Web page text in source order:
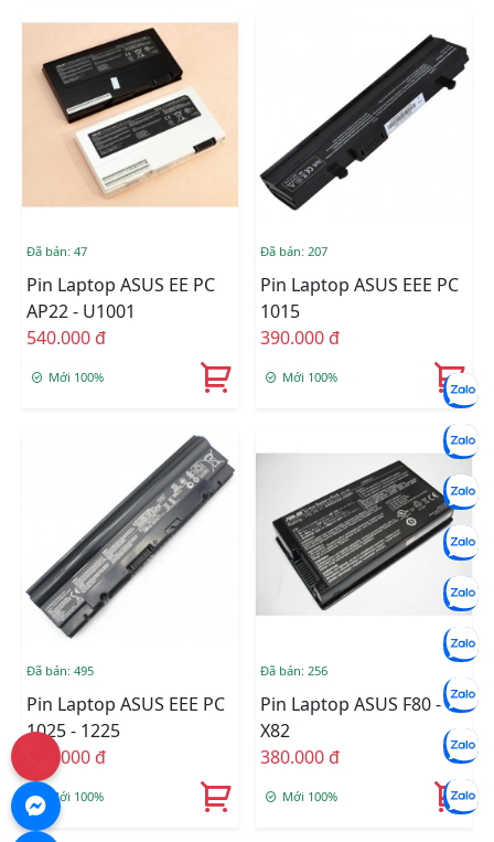
Đã bán: 47
Pin Laptop ASUS EE PC
AP22 - U1001
540.000 đ
Mới 100%
Đã bán: 207
Pin Laptop ASUS EEE PC
1015
390.000 đ
Mới 100%
Đã bán: 495
Pin Laptop ASUS EEE PC
1025 - 1225
490.000 đ
Mới 100%
Đã bán: 256
Pin Laptop ASUS F80 -
X82
380.000 đ
Mới 100%